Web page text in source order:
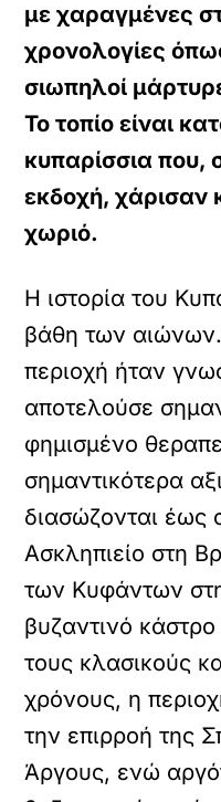
με χαραγμένες
χρονολογίες
σιωπηλοί
Το τοπίο είναι
κυπαρίσσια που,
εκδοχή, χάρισαν
χωριό.
Η ιστορία του
βάθη των
περιοχή ήταν
αποτελούσε
φημισμένο
σημαντικότερα
διασώζονται έως
Ασκληπιείο στη
των Κυφάντων
βυζαντινό
τους κλασικούς
χρόνους, η
την επιρροή της
Άργους, ενώ